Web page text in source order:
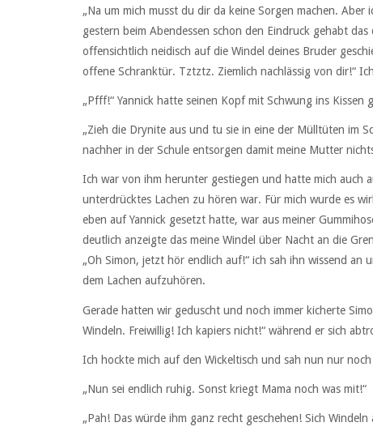
„Na um mich musst du dir da keine Sorgen machen.
gestern beim Abendessen schon den Eindruck gehabt
offensichtlich neidisch auf die Windel deines Bruder
offene Schranktür. Tztztz. Ziemlich nachlässig von dir!“
„Pfff!“ Yannick hatte seinen Kopf mit Schwung ins Kissen
„Zieh die Drynite aus und tu sie in eine der Mülltüten im
nachher in der Schule entsorgen damit meine Mutter
Ich war von ihm herunter gestiegen und hatte mich auch
unterdrücktes Lachen zu hören war. Für mich wurde es
eben auf Yannick gesetzt hatte, war aus meiner
deutlich anzeigte das meine Windel über Nacht an die
„Oh Simon, jetzt hör endlich auf!“ ich sah ihn wissend
dem Lachen aufzuhören.
Gerade hatten wir geduscht und noch immer kicherte
Windeln. Freiwillig! Ich kapiers nicht!“ während er sich
Ich hockte mich auf den Wickeltisch und sah nun nur
„Nun sei endlich ruhig. Sonst kriegt Mama noch was mit!“
„Pah! Das würde ihm ganz recht geschehen! Sich